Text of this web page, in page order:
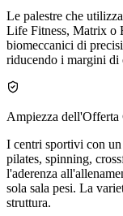
Le palestre che
Life Fitness, Matrix o
biomeccanici di
riducendo i margini di
Ampiezza dell'Offerta
I centri sportivi con
pilates, spinning,
l'aderenza
sola sala pesi. La
struttura.